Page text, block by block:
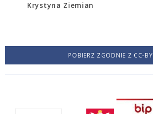
Krystyna Ziemian
POBIERZ ZGODNIE Z CC-BY